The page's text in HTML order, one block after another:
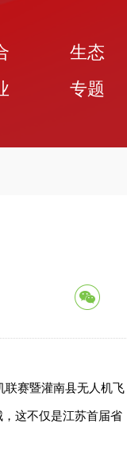
生态
专题
联赛暨灌南县无人机飞
这不仅是江苏首届省